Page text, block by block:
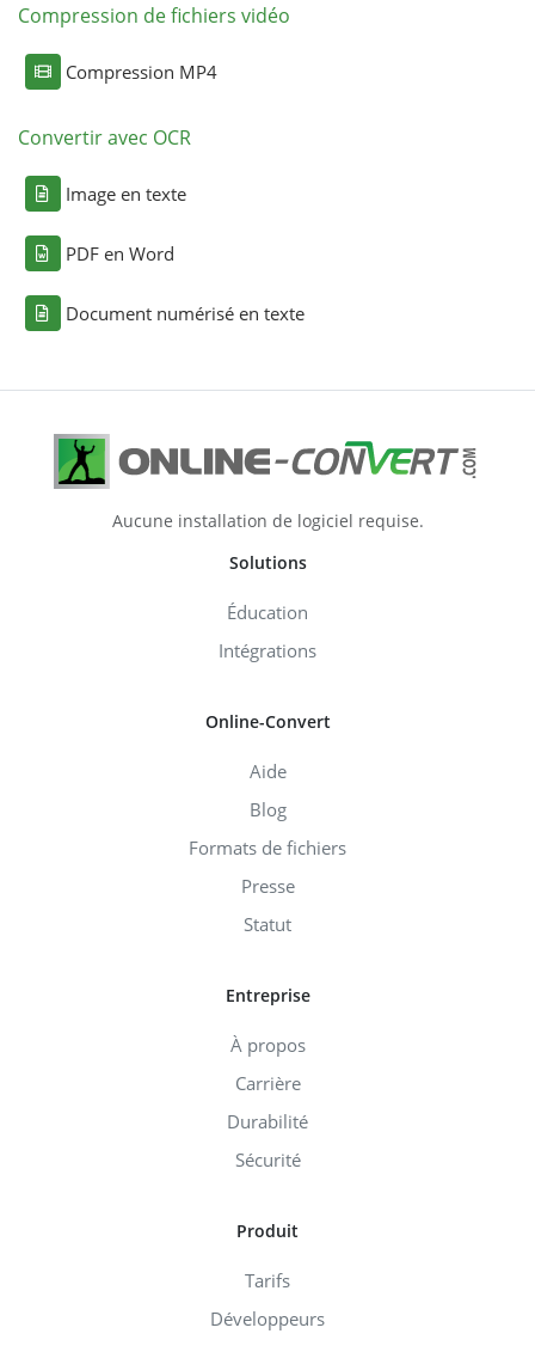
Compression de fichiers vidéo
Compression MP4
Convertir avec OCR
Image en texte
PDF en Word
Document numérisé en texte
Aucune installation de logiciel requise.
Solutions
Éducation
Intégrations
Online-Convert
Aide
Blog
Formats de fichiers
Presse
Statut
Entreprise
À propos
Carrière
Durabilité
Sécurité
Produit
Tarifs
Développeurs